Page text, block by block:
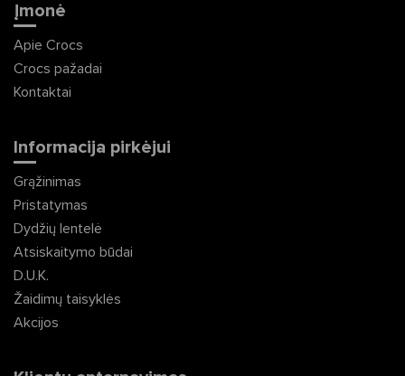
Įmonė
Apie Crocs
Crocs pažadai
Kontaktai
Informacija pirkėjui
Grąžinimas
Pristatymas
Dydžių lentelė
Atsiskaitymo būdai
D.U.K.
Žaidimų taisyklės
Akcijos